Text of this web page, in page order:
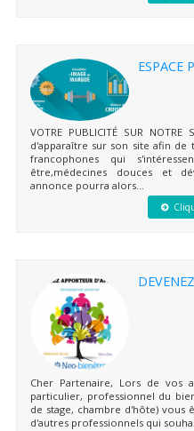
ESPACE
VOTRE PUBLICITÉ SUR
d'apparaître sur son site afin
francophones qui
être,médecines douces et
annonce pourra alors...
Cher Partenaire, Lors de vos
particulier, professionnel du
de stage, chambre d'hôte) vous
d'autres professionnels qui